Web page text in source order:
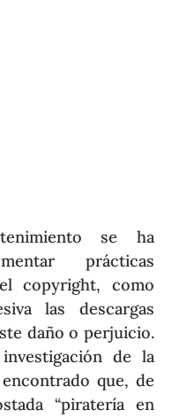
se ha
prácticas
copyright, como
las descargas
daño o perjuicio.
de la
que, de
“piratería en